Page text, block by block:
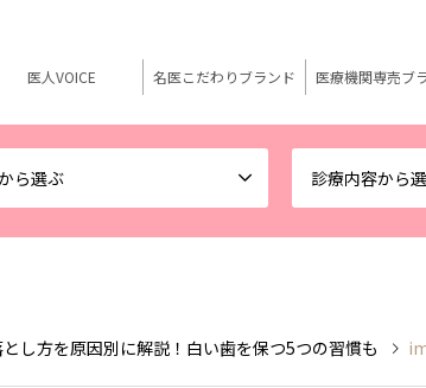
ら選ぶ 診療内容から
医人VOICE 名医こだわりブランド 医療機関専売ブ
し方を原因別に解説！白い歯を保つ5つの習慣も